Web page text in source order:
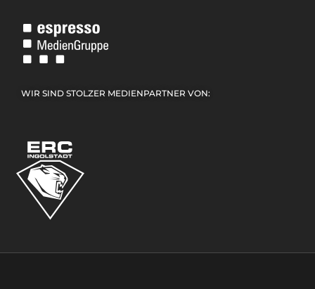
WIR SIND STOLZER MEDIENPARTNER VON: